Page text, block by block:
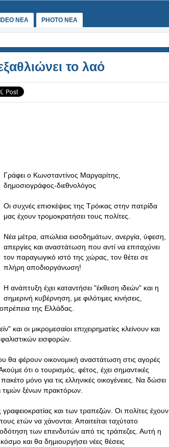
NEA PHOTO NEA
το λαό
Γράφει ο Κωνσταντίνος Μαργαρίτης,
δημοσιογράφος-διεθνολόγος
Οι συχνές επισκέψεις της Τρόικας στην πατρίδα
μας έχουν τρομοκρατήσει τους πολίτες.
Νέα μέτρα, απώλεια εισοδημάτων, ανεργία, ύφεση,
απεργίες και αναστάτωση που αντί να επιταχύνει
τον παραγωγικό ιστό της χώρας, τον θέτει σε
πλήρη αποδιοργάνωση!
Η ανάπτυξη έχει καταντήσει "έκθεση ιδεών" και η
σημερινή κυβέρνηση, με φιλότιμες κινήσεις,
της Ελλάδας.
και οι μικρομεσαίοι επιχειρηματίες κλείνουν και
εισφορών.
θα φέρουν οικονομική αναστάτωση στις αγορές
ότι ο τουρισμός, φέτος, έχει σημαντικές
μόνο για τις ελληνικές οικογένειες. Να δώσει
τιμών ξένων πρακτόρων.
και των τραπεζών. Οι πολίτες έχουν
ετών να χάνονται. Απαιτείται ταχύτατο
των επενδυτών από τις τράπεζες. Αυτή η
και θα δημιουργήσει νέες θέσεις